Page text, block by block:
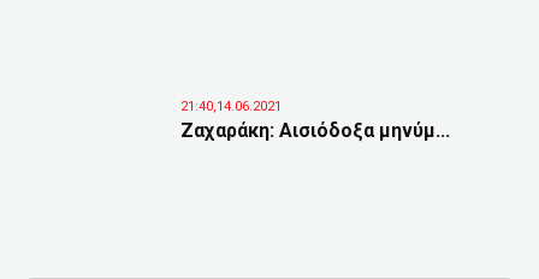
21:40,14.06.2021
Ζαχαράκη: Αισιόδοξα μηνύμ...